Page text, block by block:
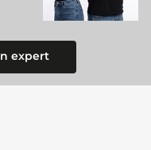
expert